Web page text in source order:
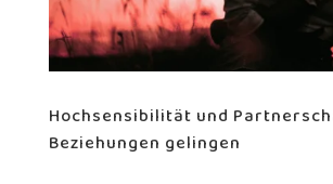
Hochsensibilität und
Beziehungen gelingen